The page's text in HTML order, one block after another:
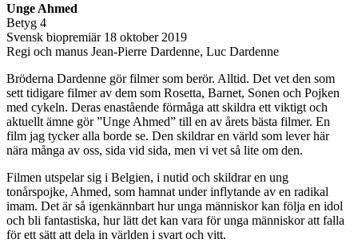
Unge Ahmed
Betyg 4
Svensk biopremiär 18 oktober 2019
Regi och manus Jean-Pierre Dardenne, Luc Dardenne
Bröderna Dardenne gör filmer som berör. Alltid. Det vet den som
sett tidigare filmer av dem som Rosetta, Barnet, Sonen och Pojken
med cykeln. Deras enastående förmåga att skildra ett viktigt och
aktuellt ämne gör ”Unge Ahmed” till en av årets bästa filmer. En
film jag tycker alla borde se. Den skildrar en värld som lever här
nära många av oss, sida vid sida, men vi vet så lite om den.
Filmen utspelar sig i Belgien, i nutid och skildrar en ung
tonårspojke, Ahmed, som hamnat under inflytande av en radikal
imam. Det är så igenkännbart hur unga människor kan följa en idol
och bli fantastiska, hur lätt det kan vara för unga människor att falla
för ett sätt att dela in världen i svart och vitt.